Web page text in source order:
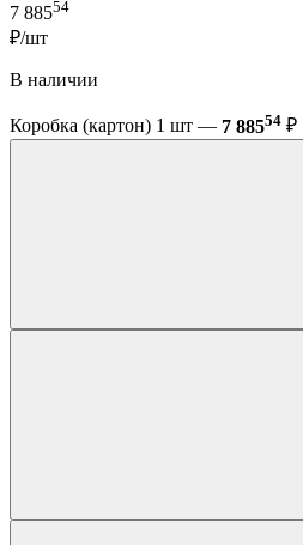
7 88554
₽/шт
В наличии
Коробка (картон) 1 шт — 7 88554 ₽